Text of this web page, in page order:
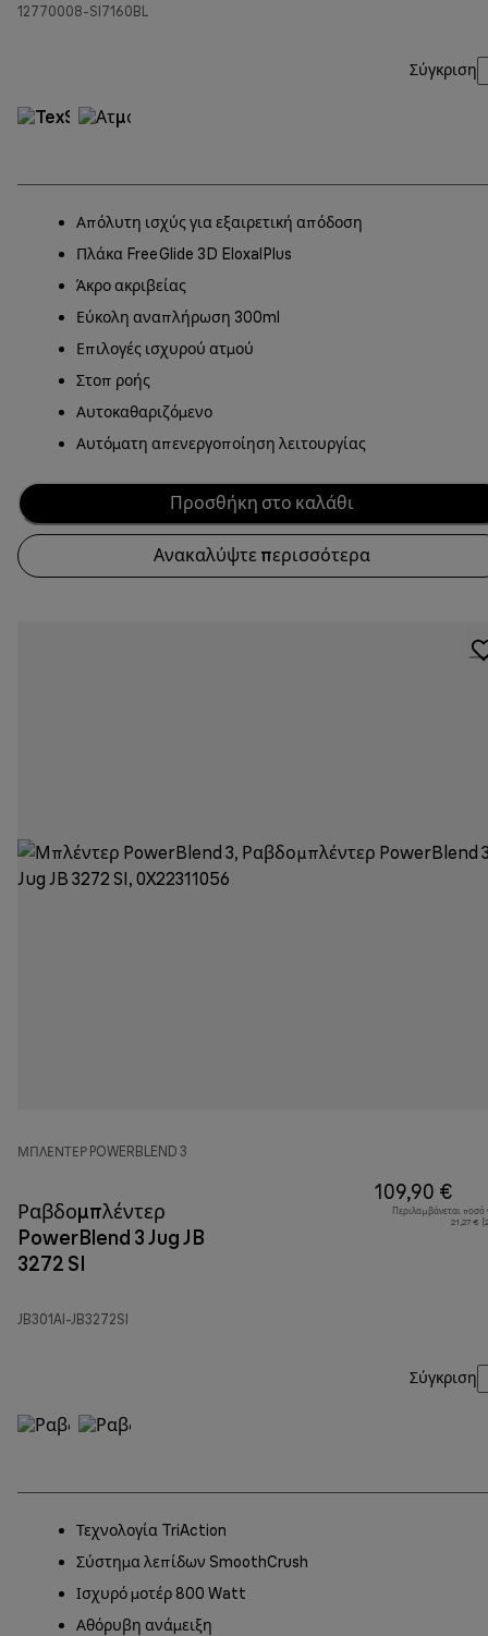
12770008-SI7160BL
Σύγκριση
Απόλυτη ισχύς για εξαιρετική απόδοση
Πλάκα FreeGlide 3D EloxalPlus
Άκρο ακριβείας
Εύκολη αναπλήρωση 300ml
Επιλογές ισχυρού ατμού
Στοπ ροής
Αυτοκαθαριζόμενο
Αυτόματη απενεργοποίηση λειτουργίας
Προσθήκη στο καλάθι
Ανακαλύψτε περισσότερα
ΜΠΛΈΝΤΕΡ POWERBLEND 3
Ραβδομπλέντερ
PowerBlend 3 Jug JB
3272 SI
JB301AI-JB3272SI
109,90 €
Περιλαμβάνεται
21,27 €
Σύγκριση
Τεχνολογία TriAction
Σύστημα λεπίδων SmoothCrush
Ισχυρό μοτέρ 800 Watt
Αθόρυβη ανάμειξη